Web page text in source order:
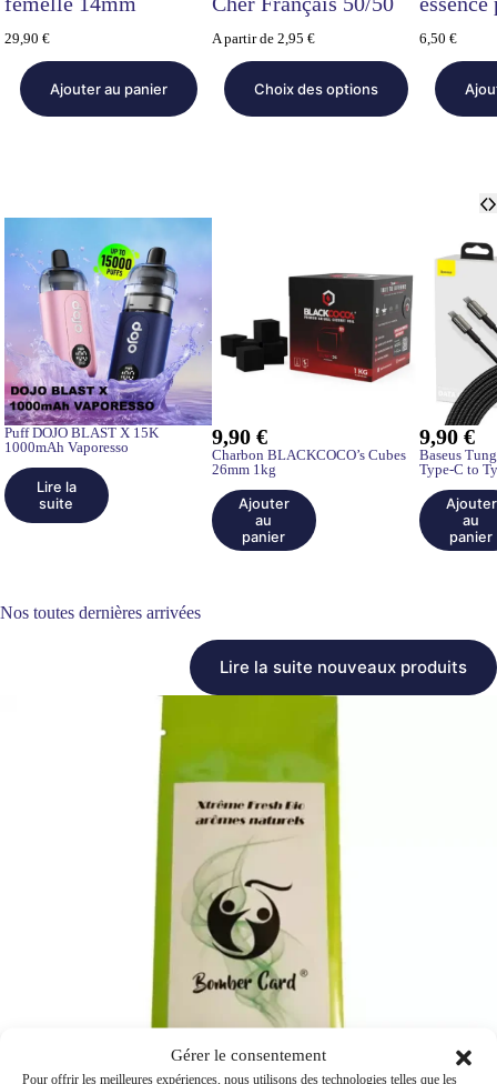
Gérer le consentement
Pour offrir les meilleures expériences, nous utilisons des technologies telles que les
29,90 €
Ajouter au panier
A partir de 2,95 €
Choix des options
6,50 €
Puff DOJO BLAST X 15K
1000mAh Vaporesso
Lire la
suite
9,90 €
Charbon BLACKCOCO’s Cubes
26mm 1kg
Ajouter
au
panier
9,90 €
Baseus
Type-C to
Ajouter
au
panier
Nos toutes dernières arrivées
Lire la suite nouveaux produits